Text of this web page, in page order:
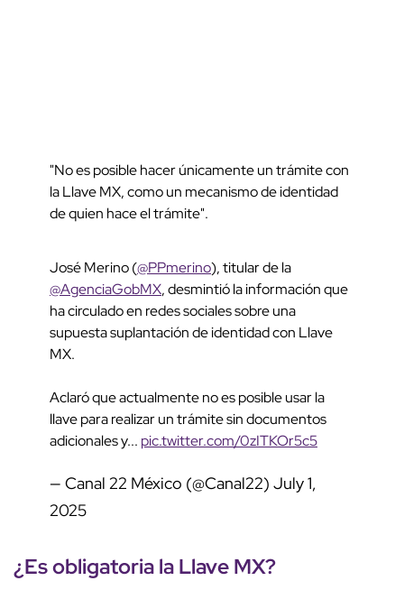
"No es posible hacer únicamente un trámite con
la Llave MX, como un mecanismo de identidad
de quien hace el trámite".
José Merino (@PPmerino), titular de la
@AgenciaGobMX, desmintió la información que
ha circulado en redes sociales sobre una
supuesta suplantación de identidad con Llave
MX.
Aclaró que actualmente no es posible usar la
llave para realizar un trámite sin documentos
adicionales y... pic.twitter.com/0zITKOr5c5
— Canal 22 México (@Canal22) July 1,
2025
¿Es obligatoria laLlave MX?